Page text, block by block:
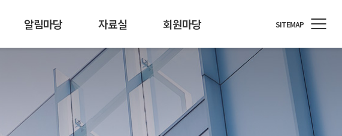
공동구매
한국소프트웨어측정원 개인정보 기술포럼
알림마당
ICT소식 뉴스레터
자료실
발간자료/행사자료 통계/정책
회원마당
회원사 소개 회원사 지원 회원사 소식
SITEMAP